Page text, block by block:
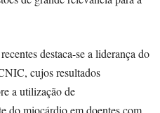
destaca-se a liderança do
cujos resultados
a utilização de
do miocárdio em doentes com